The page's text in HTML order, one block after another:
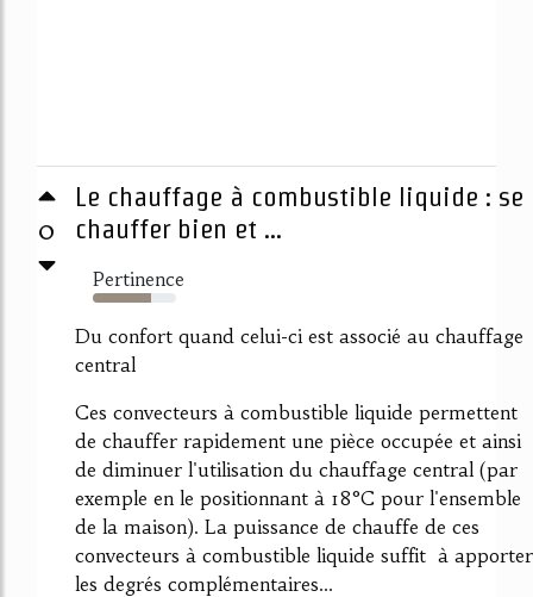
0
Le chauffage à combustible liquide : se
chauffer bien et ...
Pertinence
70%
Du confort quand celui-ci est associé au chauffage
central
Ces convecteurs à combustible liquide permettent
de chauffer rapidement une pièce occupée et ainsi
de diminuer l'utilisation du chauffage central (par
exemple en le positionnant à 18°C pour l'ensemble
de la maison). La puissance de chauffe de ces
convecteurs à combustible liquide suffit à apporter
les degrés complémentaires...